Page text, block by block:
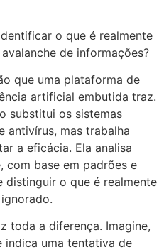
o que é realmente
de informações?
que uma plataforma de
artificial embutida traz.
substitui os sistemas
antivírus, mas trabalha
a eficácia. Ela analisa
com base em padrões e
distinguir o que é realmente
toda a diferença. Imagine,
indica uma tentativa de